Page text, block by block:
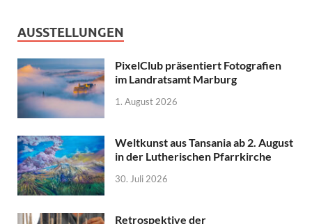
AUSSTELLUNGEN
PixelClub präsentiert Fotografien
im Landratsamt Marburg
1. August 2026
Weltkunst aus Tansania ab 2. August
in der Lutherischen Pfarrkirche
30. Juli 2026
Retrospektive der